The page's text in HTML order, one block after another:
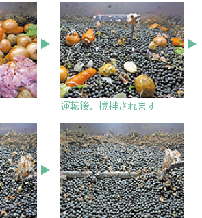
運転後、撹拌されます